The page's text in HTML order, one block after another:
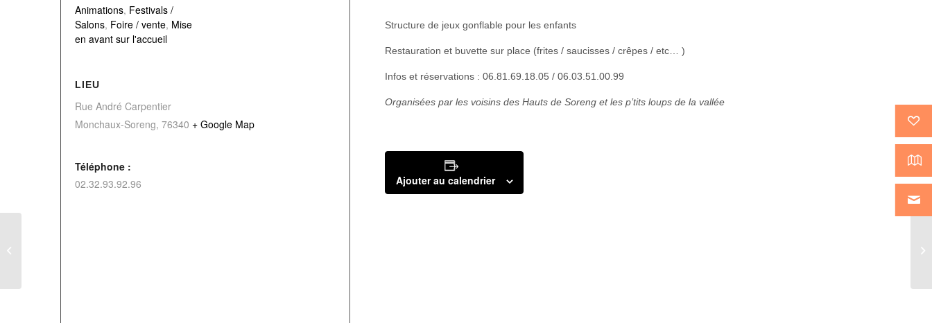
Structure de jeux gonflable pour les enfants
Restauration et buvette sur place (frites / saucisses / crêpes / etc… )
Infos et réservations : 06.81.69.18.05 / 06.03.51.00.99
Organisées par les voisins des Hauts de Soreng et les p’tits loups de la vallée
Ajouter au calendrier
Animations, Festivals /
Salons, Foire / vente, Mise
en avant sur l'accueil
LIEU
Rue André Carpentier
Monchaux-Soreng, 76340 + Google Map
Téléphone :
02.32.93.92.96